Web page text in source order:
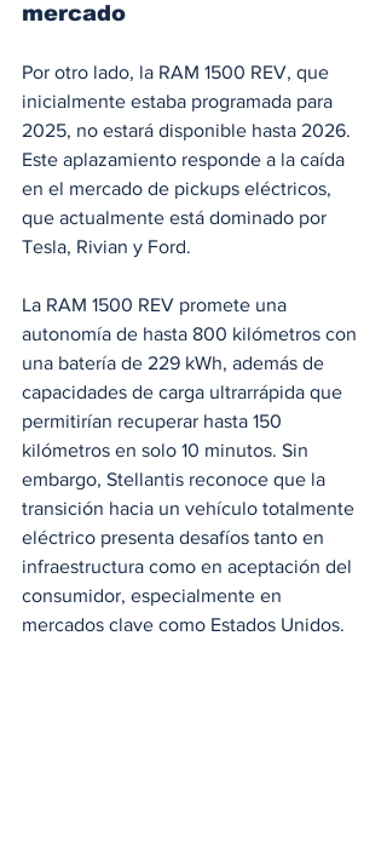
mercado
Por otro lado, la RAM 1500 REV, que
inicialmente estaba programada para
2025, no estará disponible hasta 2026.
Este aplazamiento responde a la caída
en el mercado de pickups eléctricos,
que actualmente está dominado por
Tesla, Rivian y Ford.
La RAM 1500 REV promete una
autonomía de hasta 800 kilómetros con
una batería de 229 kWh, además de
capacidades de carga ultrarrápida que
permitirían recuperar hasta 150
kilómetros en solo 10 minutos. Sin
embargo, Stellantis reconoce que la
transición hacia un vehículo totalmente
eléctrico presenta desafíos tanto en
infraestructura como en aceptación del
consumidor, especialmente en
mercados clave como Estados Unidos.